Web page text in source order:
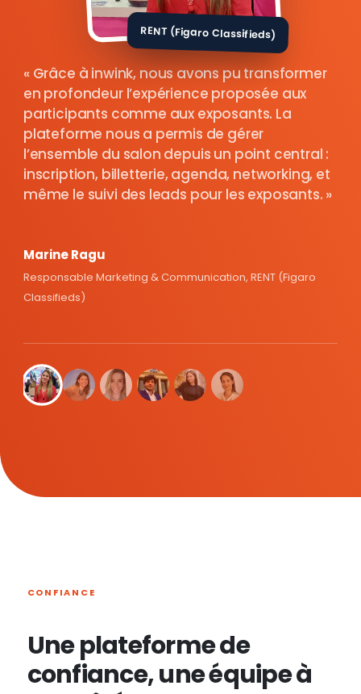
RENT (Figaro Classifieds)
Grâce à inwink, nous avons pu transformer
en profondeur l’expérience proposée aux
participants comme aux exposants. La
plateforme nous a permis de gérer
l’ensemble du salon depuis un point central :
inscription, billetterie, agenda, networking, et
même le suivi des leads pour les exposants.
Marine Ragu
Responsable Marketing & Communication, RENT (Figaro
Classifieds)
CONFIANCE
Une plateforme de
confiance, une équipe à